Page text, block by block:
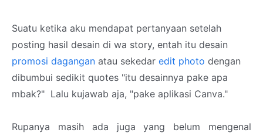
Suatu ketika aku mendapat pertanyaan setelah
posting hasil desain di wa story, entah itu desain
promosi dagangan atau sekedar edit photo dengan
dibumbui sedikit quotes "itu desainnya pake apa
mbak?" Lalu kujawab aja, "pake aplikasi Canva."
Rupanya masih ada juga yang belum mengenal